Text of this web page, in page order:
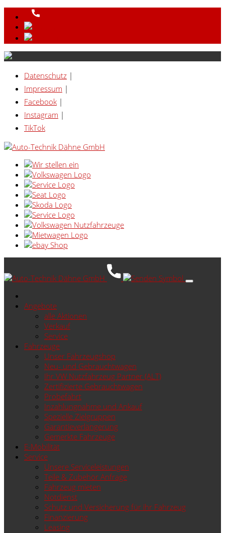
Datenschutz |
Impressum |
Facebook |
Instagram |
TikTok
Angebote
alle Aktionen
Verkauf
Service
Fahrzeuge
Unser Fahrzeugshop
Neu- und Gebrauchtwagen
Ihr VW Nutzfahrzeug Partner (ALT)
Zertifizierte Gebrauchtwagen
Probefahrt
Inzahlungnahme und Ankauf
Spezielle Zielgruppen
Garantieverlängerung
Gemerkte Fahrzeuge
E-Mobilität
Service
Unsere Serviceleistungen
Teile & Zubehör Anfrage
Fahrzeug mieten
Notdienst
Schutz und Versicherung für ihr Fahrzeug
Finanzierung
Leasing